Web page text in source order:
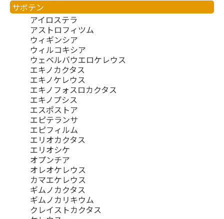
サボテン
アイロステラ
アストロフィツム
ウィギンシア
ウィルコキシア
ウェベルバウエロケレウス
エキノカクタス
エキノケレウス
エキノフォスロカクタス
エキノプシス
エスポストア
エピテランサ
エピフィルム
エリオカクタス
エリオシケ
オプンチア
オレオケレウス
カマエケレウス
ギムノカクタス
ギムノカリキウム
クレイストカクタス